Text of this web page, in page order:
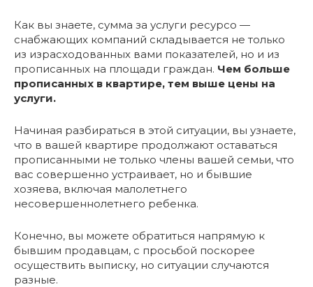
Как вы знаете, сумма за услуги ресурсо —
снабжающих компаний складывается не только
из израсходованных вами показателей, но и из
прописанных на площади граждан. Чем больше
прописанных в квартире, тем выше цены на
услуги.
Начиная разбираться в этой ситуации, вы узнаете,
что в вашей квартире продолжают оставаться
прописанными не только члены вашей семьи, что
вас совершенно устраивает, но и бывшие
хозяева, включая малолетнего
несовершеннолетнего ребенка.
Конечно, вы можете обратиться напрямую к
бывшим продавцам, с просьбой поскорее
осуществить выписку, но ситуации случаются
разные.